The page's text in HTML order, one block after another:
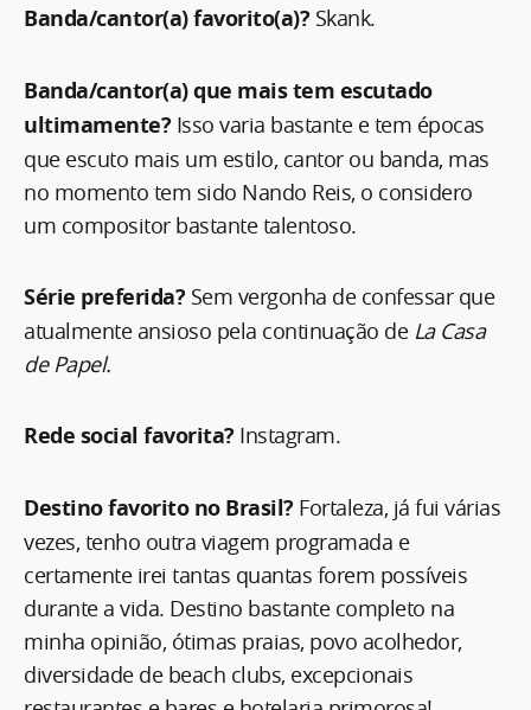
Banda/cantor(a) favorito(a)? Skank.
Banda/cantor(a) que mais tem escutado
ultimamente? Isso varia bastante e tem épocas
que escuto mais um estilo, cantor ou banda, mas
no momento tem sido Nando Reis, o considero
um compositor bastante talentoso.
Série preferida? Sem vergonha de confessar que
atualmente ansioso pela continuação de La Casa
de Papel.
Rede social favorita? Instagram.
Destino favorito no Brasil? Fortaleza, já fui várias
vezes, tenho outra viagem programada e
certamente irei tantas quantas forem possíveis
durante a vida. Destino bastante completo na
minha opinião, ótimas praias, povo acolhedor,
diversidade de beach clubs, excepcionais